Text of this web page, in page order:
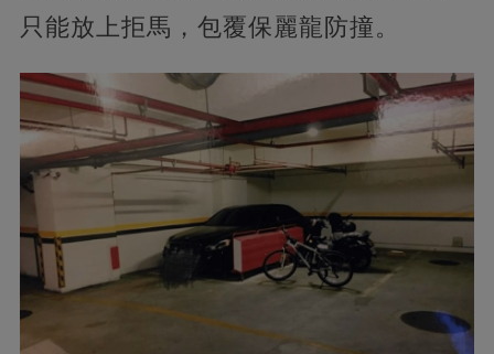
只能放上拒馬，包覆保麗龍防撞。